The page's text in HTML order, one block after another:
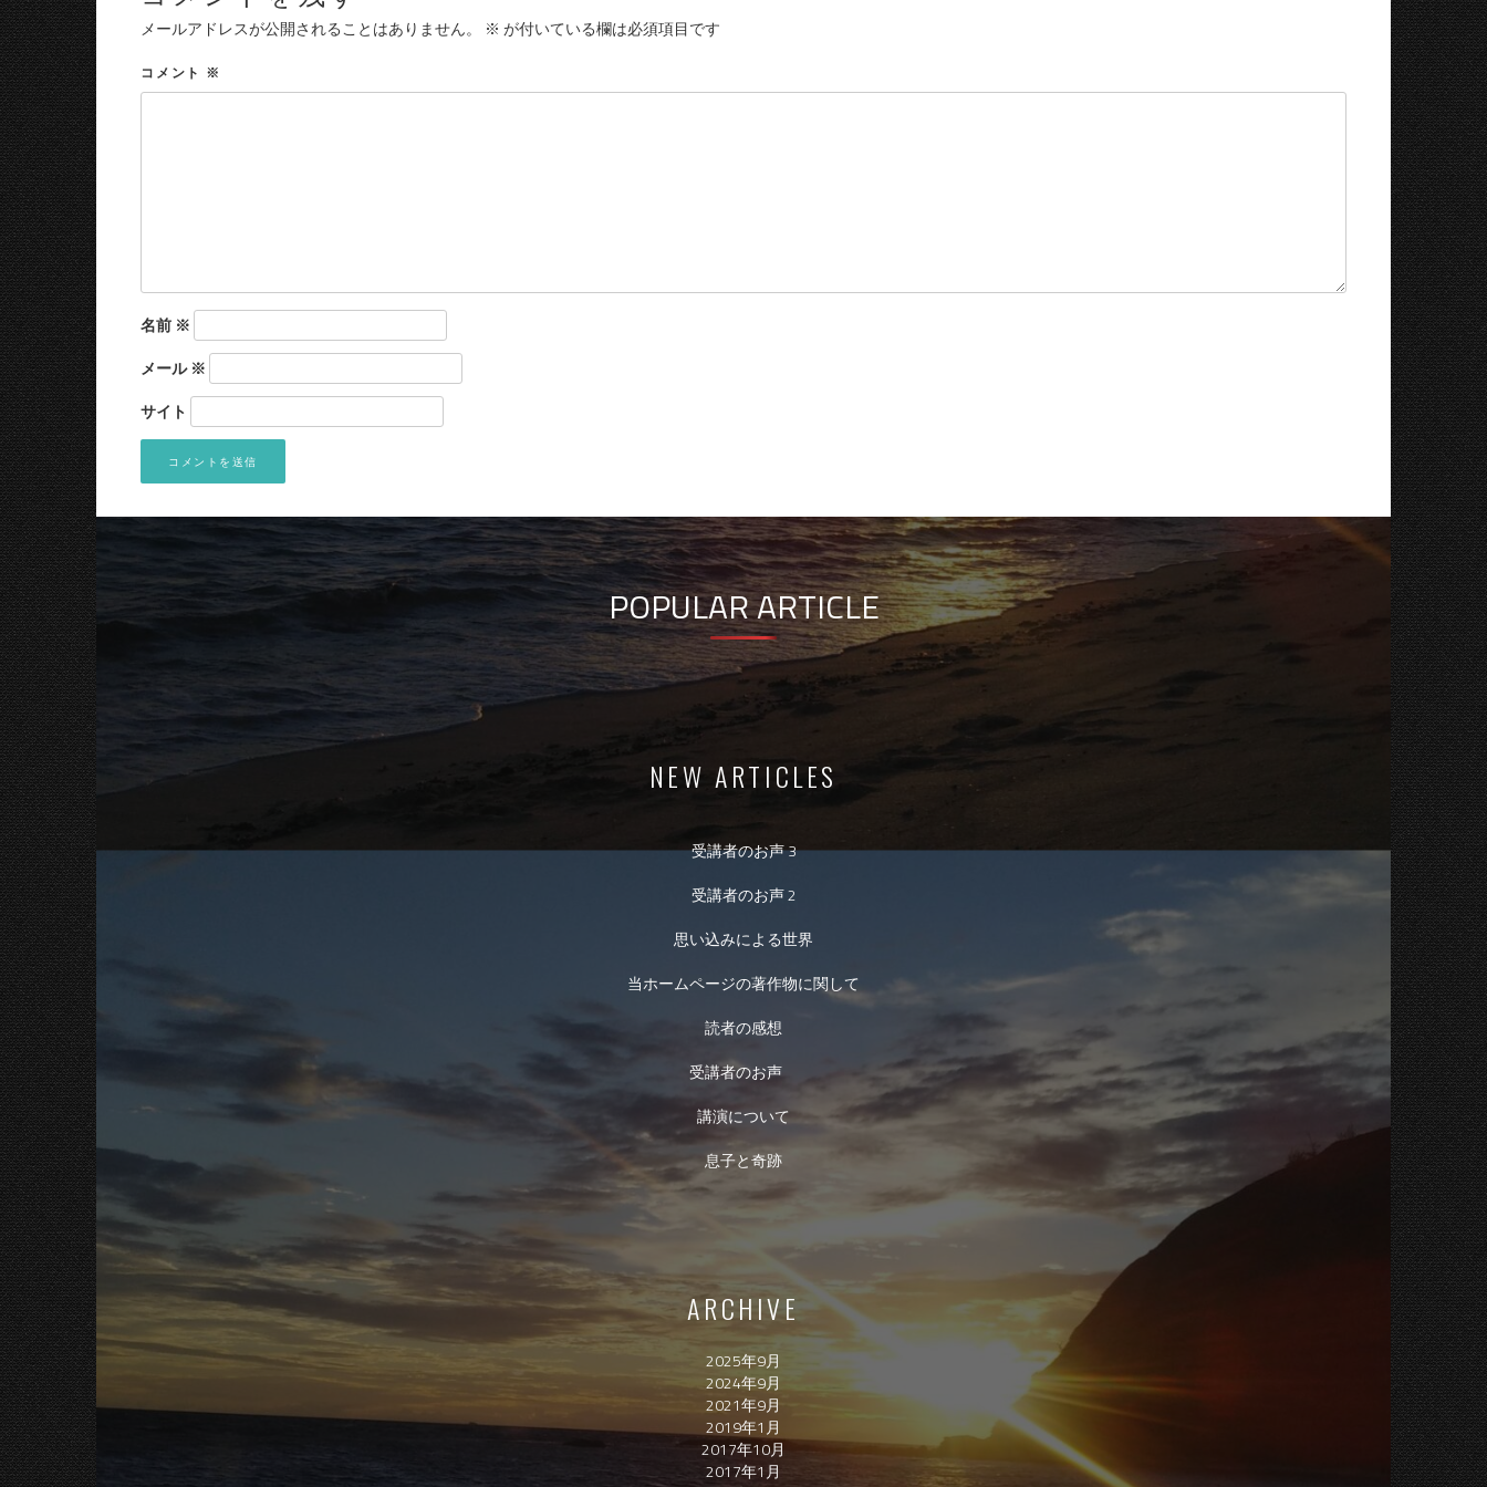
メールアドレスが公開されることはありません。 ※ が付いている欄は必須項目です
コメント ※
名前 ※
メール※
サイト
POPULAR ARTICLE
NEW ARTICLES
受講者のお声 3
受講者のお声 2
思い込みによる世界
当ホームページの著作物に関して
読者の感想
受講者のお声
講演について
息子と奇跡
ARCHIVE
2025年9月
2024年9月
2021年9月
2019年1月
2017年10月
2017年1月